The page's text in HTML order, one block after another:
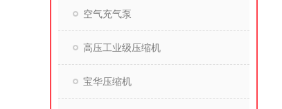
空气充气泵
高压工业级压缩机
宝华压缩机